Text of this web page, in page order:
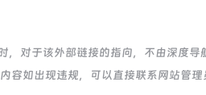
，对于该外部链接的指向，不由深度导
容如出现违规，可以直接联系网站管理